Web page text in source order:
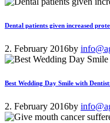
Dental patients given increased
2. February 2016by
Best Wedding Day Smile with
2. February 2016by